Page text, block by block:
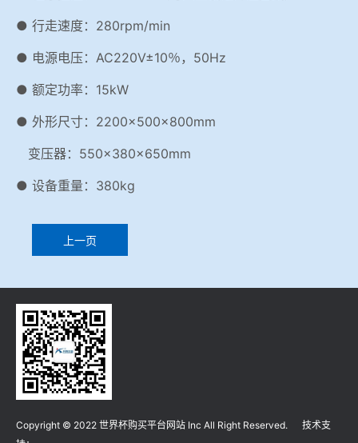
● 行走速度：280rpm/min
● 电源电压：AC220V±10％，50Hz
● 额定功率：15kW
● 外形尺寸：2200×500×800mm
变压器：550×380×650mm
● 设备重量：380kg
上一页
Copyright © 2022 世界杯购买平台网站 Inc All Right Reserved. 技术支